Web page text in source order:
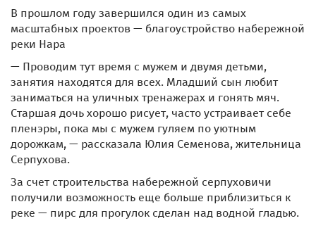
В прошлом году завершился один из самых
масштабных проектов — благоустройство набережной
реки Нара
— Проводим тут время с мужем и двумя детьми,
занятия находятся для всех. Младший сын любит
заниматься на уличных тренажерах и гонять мяч.
Старшая дочь хорошо рисует, часто устраивает себе
пленэры, пока мы с мужем гуляем по уютным
дорожкам, — рассказала Юлия Семенова, жительница
Серпухова.
За счет строительства набережной серпуховичи
получили возможность еще больше приблизиться к
реке — пирс для прогулок сделан над водной гладью.